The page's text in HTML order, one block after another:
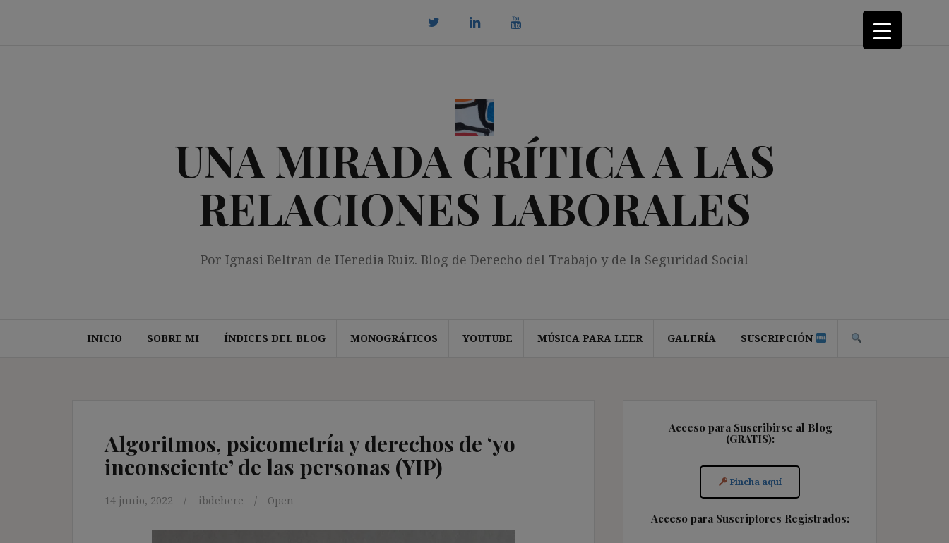
UNA MIRADA CRÍTICA A LAS
RELACIONES LABORALES
Por Ignasi Beltran de Heredia Ruiz. Blog de Derecho del Trabajo y de la Seguridad Social
INICIO SOBRE MI ÍNDICES DEL BLOG MONOGRÁFICOS YOUTUBE MÚSICA PARA LEER GALERÍA SUSCRIPCIÓN
Algoritmos, psicometría y derechos de ‘yo
inconsciente’ de las personas (YIP)
14 junio, 2022 ibdehere Open
Acceso para Suscribirse al Blog
(GRATIS):
Pincha aquí
Acceso para Suscriptores Registrados: